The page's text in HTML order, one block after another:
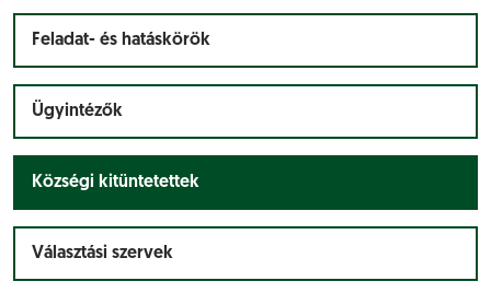
Feladat- és hatáskörök
Ügyintézők
Községi kitüntetettek
Választási szervek